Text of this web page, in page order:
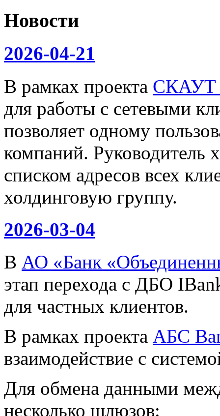
Новости
2026-04-21
В рамках проекта
для работы с сетевыми
позволяет одному
компаний. Руководитель
списком адресов всех
холдинговую группу.
2026-03-04
В АО «Банк
этап перехода с ДБО
для частных клиентов.
В рамках проекта АБС
взаимодействие с
Для обмена данными
несколько шлюзов: